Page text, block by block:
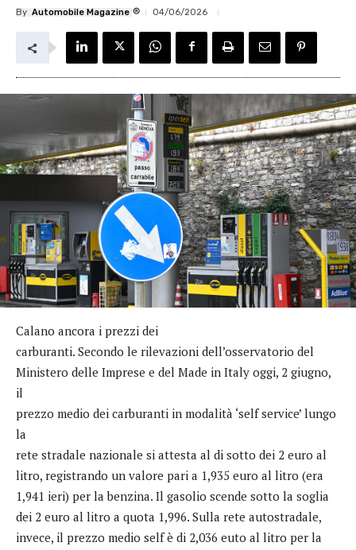
By Automobile Magazine ® 04/06/2026
Calano ancora i prezzi dei
carburanti. Secondo le rilevazioni dell’osservatorio del
Ministero delle Imprese e del Made in Italy oggi, 2 giugno,
il
prezzo medio dei carburanti in modalità ‘self service’ lungo
la
rete stradale nazionale si attesta al di sotto dei 2 euro al
litro, registrando un valore pari a 1,935 euro al litro (era
1,941 ieri) per la benzina. Il gasolio scende sotto la soglia
dei 2 euro al litro a quota 1,996. Sulla rete autostradale,
invece, il prezzo medio self è di 2,036 euto al litro per la